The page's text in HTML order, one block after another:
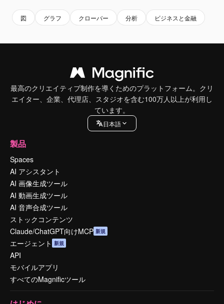
図 グラフ クローバー 分析 ビジネスと金融
最高のクリエイティブ制作を導くためのプラットフォーム。クリ
エイター、企業、代理店、スタジオを含む100万人以上が利用し
ています。
日本語
製品
Spaces
AI アシスタント
AI 画像生成ツール
AI 動画生成ツール
AI 音声合成ツール
ストックコンテンツ
Claude/ChatGPT向けMCP 新規
エージェント 新規
API
モバイルアプリ
すべてのMagnificツール